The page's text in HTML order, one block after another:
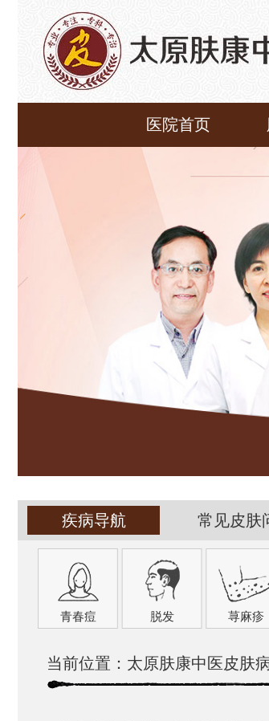
医院首页
疾病导航 常见皮肤
青春痘 脱发 荨麻疹
当前位置： 太原肤康中医皮肤